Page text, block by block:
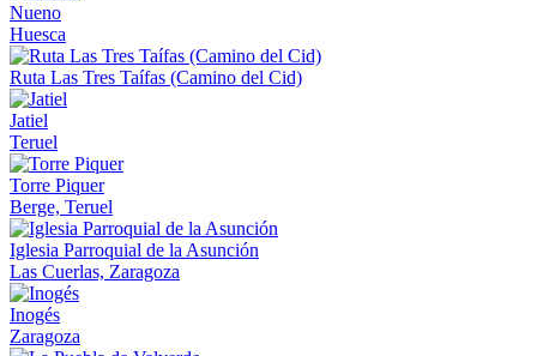
Nueno
Huesca
Ruta Las Tres Taífas (Camino del Cid)
Jatiel
Teruel
Torre Piquer
Berge, Teruel
Iglesia Parroquial de la Asunción
Las Cuerlas, Zaragoza
Inogés
Zaragoza